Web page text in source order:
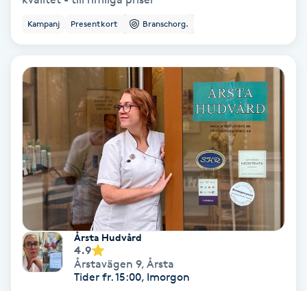
Babylights
Bambumassage
Barber
Barnklippning
BIAB
Kampanj Presentkort Branschorg.
Årsta Hudvård
4.9
Årstavägen 9, Årsta
Tider fr. 15:00, Imorgon